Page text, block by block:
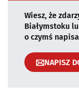
Wiesz, że
Białymstoku
o czymś
NAPISZ